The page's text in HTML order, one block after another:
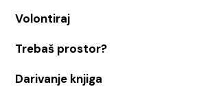
Volontiraj
Trebaš prostor?
Darivanje knjiga